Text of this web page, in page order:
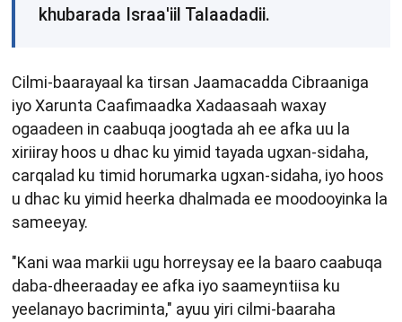
khubarada Israa'iil Talaadadii.
Cilmi-baarayaal ka tirsan Jaamacadda Cibraaniga
iyo Xarunta Caafimaadka Xadaasaah waxay
ogaadeen in caabuqa joogtada ah ee afka uu la
xiriiray hoos u dhac ku yimid tayada ugxan-sidaha,
carqalad ku timid horumarka ugxan-sidaha, iyo hoos
u dhac ku yimid heerka dhalmada ee moodooyinka la
sameeyay.
"Kani waa markii ugu horreysay ee la baaro caabuqa
daba-dheeraaday ee afka iyo saameyntiisa ku
yeelanayo bacriminta," ayuu yiri cilmi-baaraha